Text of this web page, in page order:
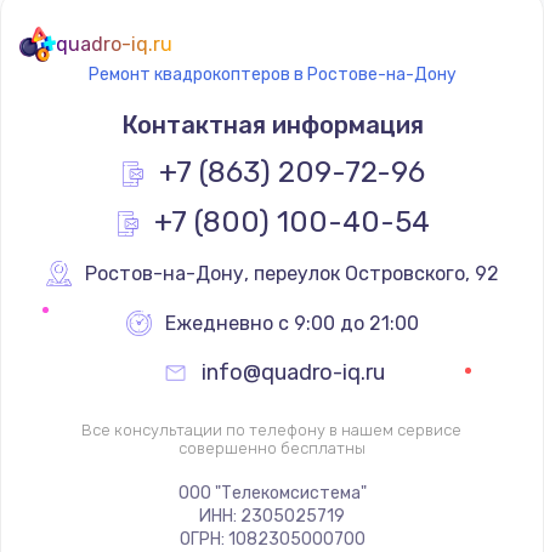
quadro-iq.ru
Ремонт квадрокоптеров в Ростове-на-Дону
Контактная информация
+7 (863) 209-72-96
+7 (800) 100-40-54
Ростов-на-Дону, переулок Островского, 92
Ежедневно с 9:00 до 21:00
info@quadro-iq.ru
Все консультации по телефону в нашем сервисе
совершенно бесплатны
ООО "Телекомсистема"
ИНН: 2305025719
ОГРН: 1082305000700